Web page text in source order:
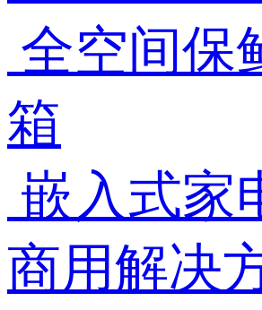
全空间保
箱
嵌入式家
商用解决